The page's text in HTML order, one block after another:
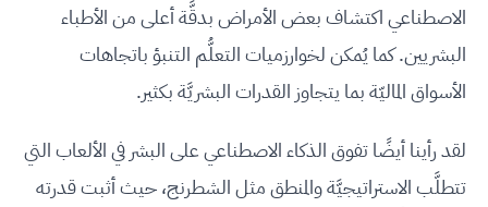
الاصطناعي اكتشاف بعض الأمراض بدقَّة أعلى من الأطباء
البشريين. كما يُمكن لخوارزميات التعلُّم التنبؤ باتجاهات
الأسواق الماليّة بما يتجاوز القدرات البشريَّة بكثير.
لقد رأينا أيضًا تفوق الذكاء الاصطناعي على البشر في الألعاب التي
تتطلَّب الاستراتيجيَّة والمنطق مثل الشطرنج، حيث أثبت قدرته